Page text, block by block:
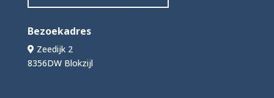
Bezoekadres
Zeedijk 2
8356DW Blokzijl